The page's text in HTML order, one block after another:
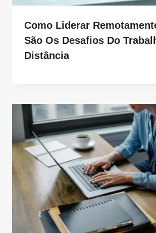
Como Liderar
São Os Desafios Do
Distância